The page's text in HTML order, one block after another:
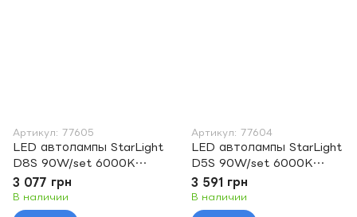
Артикул: 77605
LED автолампы StarLight
D8S 90W/set 6000K
12000lm
3 077 грн
В наличии
Артикул: 77604
LED автолампы StarLight
D5S 90W/set 6000K
12000lm
3 591 грн
В наличии